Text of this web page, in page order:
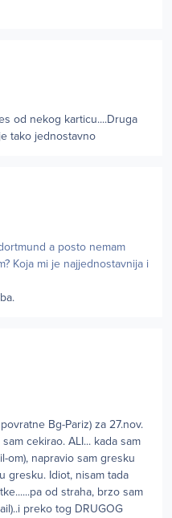
od nekog karticu....Druga
tako jednostavno
a posto nemam
Koja mi je najjednostavnija i
Bg-Pariz) za 27.nov.
cekirao. ALI... kada sam
om), napravio sam gresku
gresku. Idiot, nisam tada
od straha, brzo sam
preko tog DRUGOG